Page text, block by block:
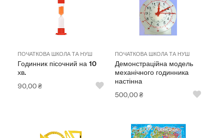
ПОЧАТКОВА ШКОЛА ТА НУШ
Годинник пісочний на 10
хв.
90,00₴
ПОЧАТКОВА ШКОЛА ТА НУШ
Демонстраційна модель
механічного годинника
настінна
500,00₴